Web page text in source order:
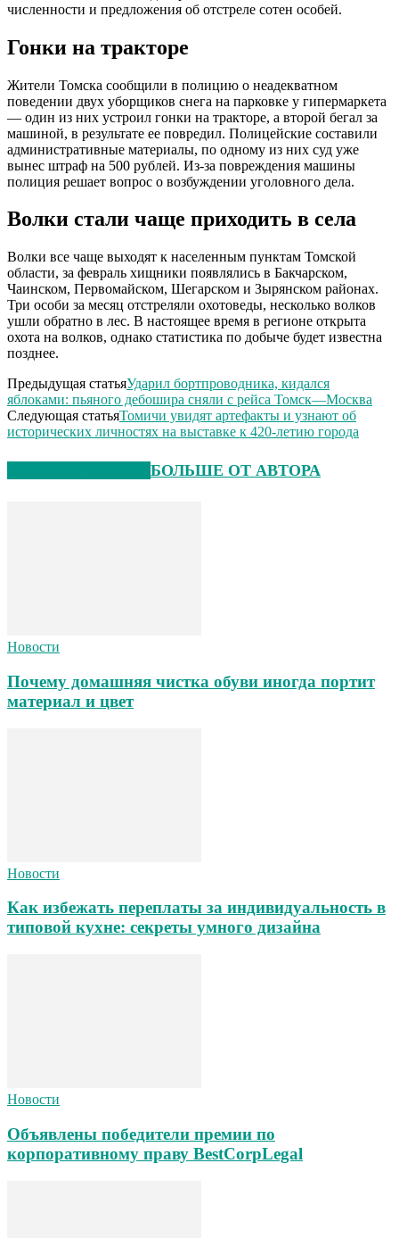
численности и предложения об отстреле сотен особей.
Гонки на тракторе
Жители Томска сообщили в полицию о неадекватном
поведении двух уборщиков снега на парковке у гипермаркета
— один из них устроил гонки на тракторе, а второй бегал за
машиной, в результате ее повредил. Полицейские составили
административные материалы, по одному из них суд уже
вынес штраф на 500 рублей. Из-за повреждения машины
полиция решает вопрос о возбуждении уголовного дела.
Волки стали чаще приходить в села
Волки все чаще выходят к населенным пунктам Томской
области, за февраль хищники появлялись в Бакчарском,
Чаинском, Первомайском, Шегарском и Зырянском районах.
Три особи за месяц отстреляли охотоведы, несколько волков
ушли обратно в лес. В настоящее время в регионе открыта
охота на волков, однако статистика по добыче будет известна
позднее.
Предыдущая статьяУдарил бортпроводника, кидался
яблоками: пьяного дебошира сняли с рейса Томск—Москва
Следующая статьяТомичи увидят артефакты и узнают об
исторических личностях на выставке к 420-летию города
БОЛЬШЕ ОТ АВТОРА
Новости
Почему домашняя чистка обуви иногда портит
материал и цвет
Новости
Как избежать переплаты за индивидуальность в
типовой кухне: секреты умного дизайна
Новости
Объявлены победители премии по
корпоративному праву BestCorpLegal